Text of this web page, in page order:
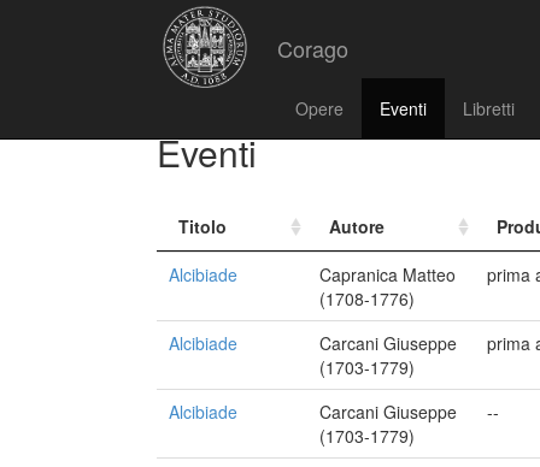
Corago
Opere Eventi Libretti
Eventi
Titolo Autore
Alcibiade
Capranica Matteo
(1708-1776)
prima
Alcibiade
Carcani Giuseppe
(1703-1779)
prima
Alcibiade
Carcani Giuseppe
(1703-1779)
--